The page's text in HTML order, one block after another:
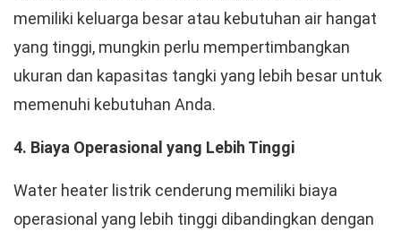
memiliki keluarga besar atau kebutuhan air hangat
yang tinggi, mungkin perlu mempertimbangkan
ukuran dan kapasitas tangki yang lebih besar untuk
memenuhi kebutuhan Anda.
4. Biaya Operasional yang Lebih Tinggi
Water heater listrik cenderung memiliki biaya
operasional yang lebih tinggi dibandingkan dengan